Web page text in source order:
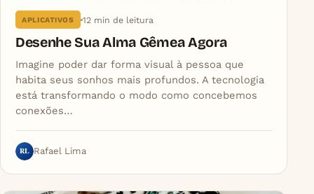
APLICATIVOS 12 min de leitura
Desenhe Sua Alma Gêmea Agora
Imagine poder dar forma visual à pessoa que
habita seus sonhos mais profundos. A tecnologia
está transformando o modo como concebemos
conexões…
RL Rafael Lima